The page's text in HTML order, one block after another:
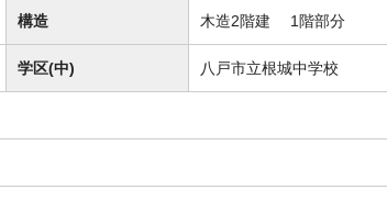
構造 木造2階建 1階部分
学区(中) 八戸市立根城中学校